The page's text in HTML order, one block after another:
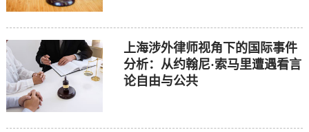
上海涉外律师视角下的国际事件
分析：从约翰尼·索马里遭遇看言
论自由与公共